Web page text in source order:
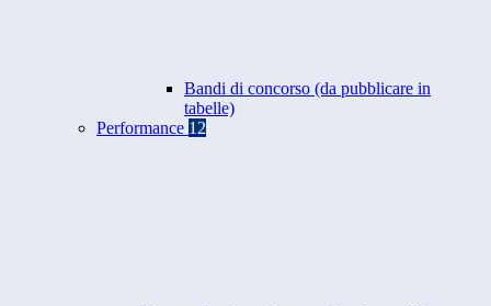
Bandi di concorso (da pubblicare in
tabelle)
Performance 12